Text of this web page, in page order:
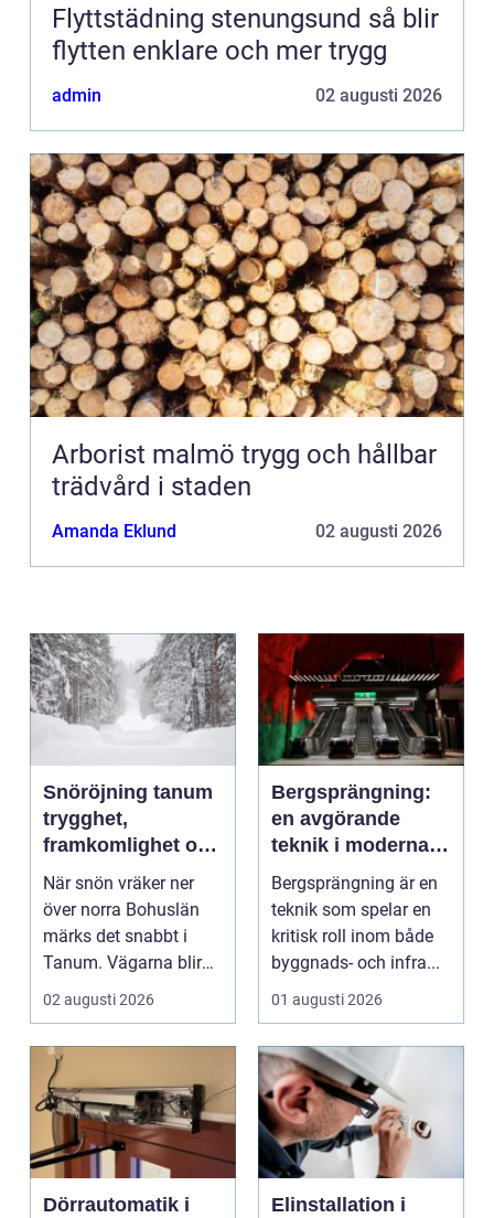
Flyttstädning stenungsund så blir
flytten enklare och mer trygg
admin 02 augusti 2026
Arborist malmö trygg och hållbar
trädvård i staden
Amanda Eklund 02 augusti 2026
Snöröjning tanum
trygghet,
framkomlighet och
mindre stress i
vintern
När snön vräker ner
över norra Bohuslän
märks det snabbt i
Tanum. Vägarna blir
smalare, parkeringar ...
02 augusti 2026
Bergsprängning:
en avgörande
teknik i moderna
byggprojekt
Bergsprängning är en
teknik som spelar en
kritisk roll inom både
byggnads- och infra...
01 augusti 2026
Dörrautomatik i
Elinstallation i